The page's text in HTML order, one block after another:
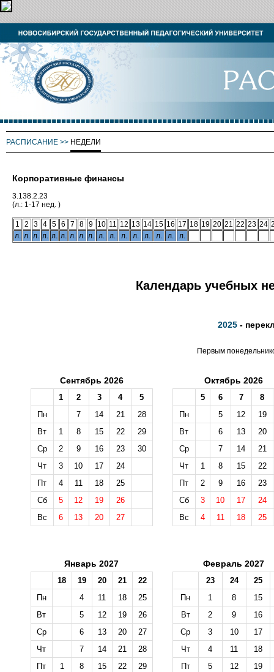
РАСПИСАНИЕ >> НЕДЕЛИ
Корпоративные финансы
3.138.2.23
(л.: 1-17 нед. )
1 2 3 4 5 6 7 8 9 10 11 12 13 14 15 16 17 18 19 20 21 22 23 24
л. л. л. л. л. л. л. л. л. л. л. л. л. л. л. л. л.
Календарь учебных
2025 -
Первым
Сентябрь 2026
1 2 3 4
5
Пн
7 14 21
28
Вт
1 8 15 22
29
Ср
2 9 16 23
30
Чт
3 10 17
24
Пт
4 11 18
25
Сб
5 12 19
26
Вс
6 13 20 27
Октябрь 2026
5 6 7
8
Пн
5 12
19
Вт
6 13
20
Ср
7 14
21
Чт
1 8 15
22
Пт
2 9 16
23
Сб
3 10 17
24
Вс
4 11 18 25
Январь 2027
18 19 20 21
22
Пн
4 11 18
25
Вт
5 12 19
26
Ср
6 13 20
27
Чт
7 14 21
28
Пт
1 8 15 22
29
Февраль 2027
23 24
25
Пн
1 8
15
Вт
2 9
16
Ср
3 10
17
Чт
4 11
18
Пт
5 12
19